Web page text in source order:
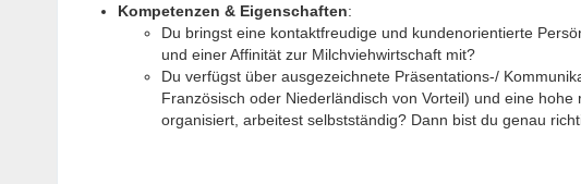
Kompetenzen & Eigenschaften:
Du bringst eine kontaktfreudige und kundenorientierte
und einer Affinität zur Milchviehwirtschaft mit?
Du verfügst über ausgezeichnete Präsentations-/
Französisch oder Niederländisch von Vorteil) und eine
organisiert, arbeitest selbstständig? Dann bist du genau